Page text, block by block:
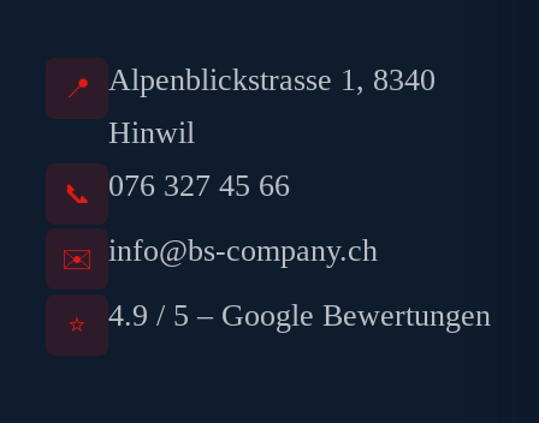
📍
Alpenblickstrasse 1, 8340
Hinwil
📞 076 327 45 66
✉️ info@bs-company.ch
⭐ 4.9 / 5 – Google Bewertungen